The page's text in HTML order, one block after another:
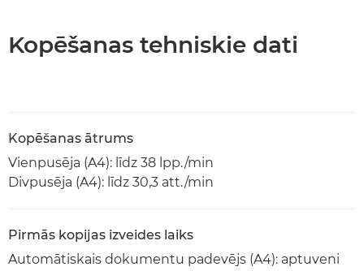
Kopēšanas tehniskie dati
Kopēšanas ātrums
Vienpusēja (A4): līdz 38 lpp./min
Divpusēja (A4): līdz 30,3 att./min
Pirmās kopijas izveides laiks
Automātiskais dokumentu padevējs (A4): aptuveni